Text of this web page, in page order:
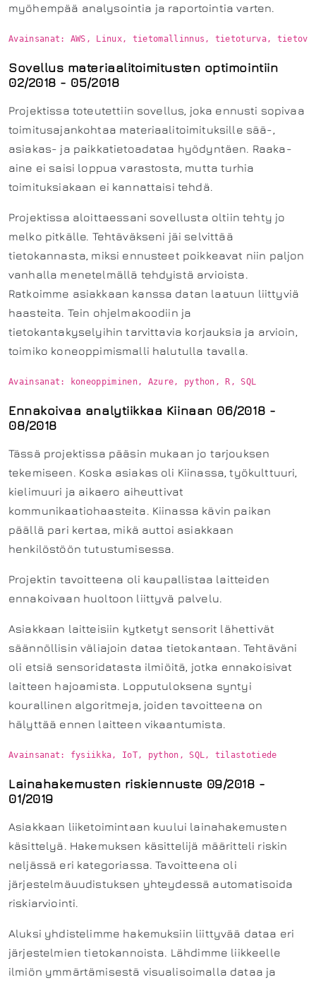
myöhempää analysointia ja raportointia varten.
Sovellus materiaalitoimitusten optimointiin
02/2018 - 05/2018
Projektissa toteutettiin sovellus, joka ennusti sopivaa
toimitusajankohtaa materiaalitoimituksille sää-,
asiakas- ja paikkatietoadataa hyödyntäen. Raaka-
aine ei saisi loppua varastosta, mutta turhia
toimituksiakaan ei kannattaisi tehdä.
Projektissa aloittaessani sovellusta oltiin tehty jo
melko pitkälle. Tehtäväkseni jäi selvittää
tietokannasta, miksi ennusteet poikkeavat niin paljon
vanhalla menetelmällä tehdyistä arvioista.
Ratkoimme asiakkaan kanssa datan laatuun liittyviä
haasteita. Tein ohjelmakoodiin ja
tietokantakyselyihin tarvittavia korjauksia ja arvioin,
toimiko koneoppimismalli halutulla tavalla.
Ennakoivaa analytiikkaa Kiinaan 06/2018 -
08/2018
Tässä projektissa pääsin mukaan jo tarjouksen
tekemiseen. Koska asiakas oli Kiinassa, työkulttuuri,
kielimuuri ja aikaero aiheuttivat
kommunikaatiohaasteita. Kiinassa kävin paikan
päällä pari kertaa, mikä auttoi asiakkaan
henkilöstöön tutustumisessa.
Projektin tavoitteena oli kaupallistaa laitteiden
ennakoivaan huoltoon liittyvä palvelu.
Asiakkaan laitteisiin kytketyt sensorit lähettivät
säännöllisin väliajoin dataa tietokantaan. Tehtäväni
oli etsiä sensoridatasta ilmiöitä, jotka ennakoisivat
laitteen hajoamista. Lopputuloksena syntyi
kourallinen algoritmeja, joiden tavoitteena on
hälyttää ennen laitteen vikaantumista.
Lainahakemusten riskiennuste 09/2018 -
01/2019
Asiakkaan liiketoimintaan kuului lainahakemusten
käsittelyä. Hakemuksen käsittelijä määritteli riskin
neljässä eri kategoriassa. Tavoitteena oli
järjestelmäuudistuksen yhteydessä automatisoida
riskiarviointi.
Aluksi yhdistelimme hakemuksiin liittyvää dataa eri
järjestelmien tietokannoista. Lähdimme liikkeelle
ilmiön ymmärtämisestä visualisoimalla dataa ja